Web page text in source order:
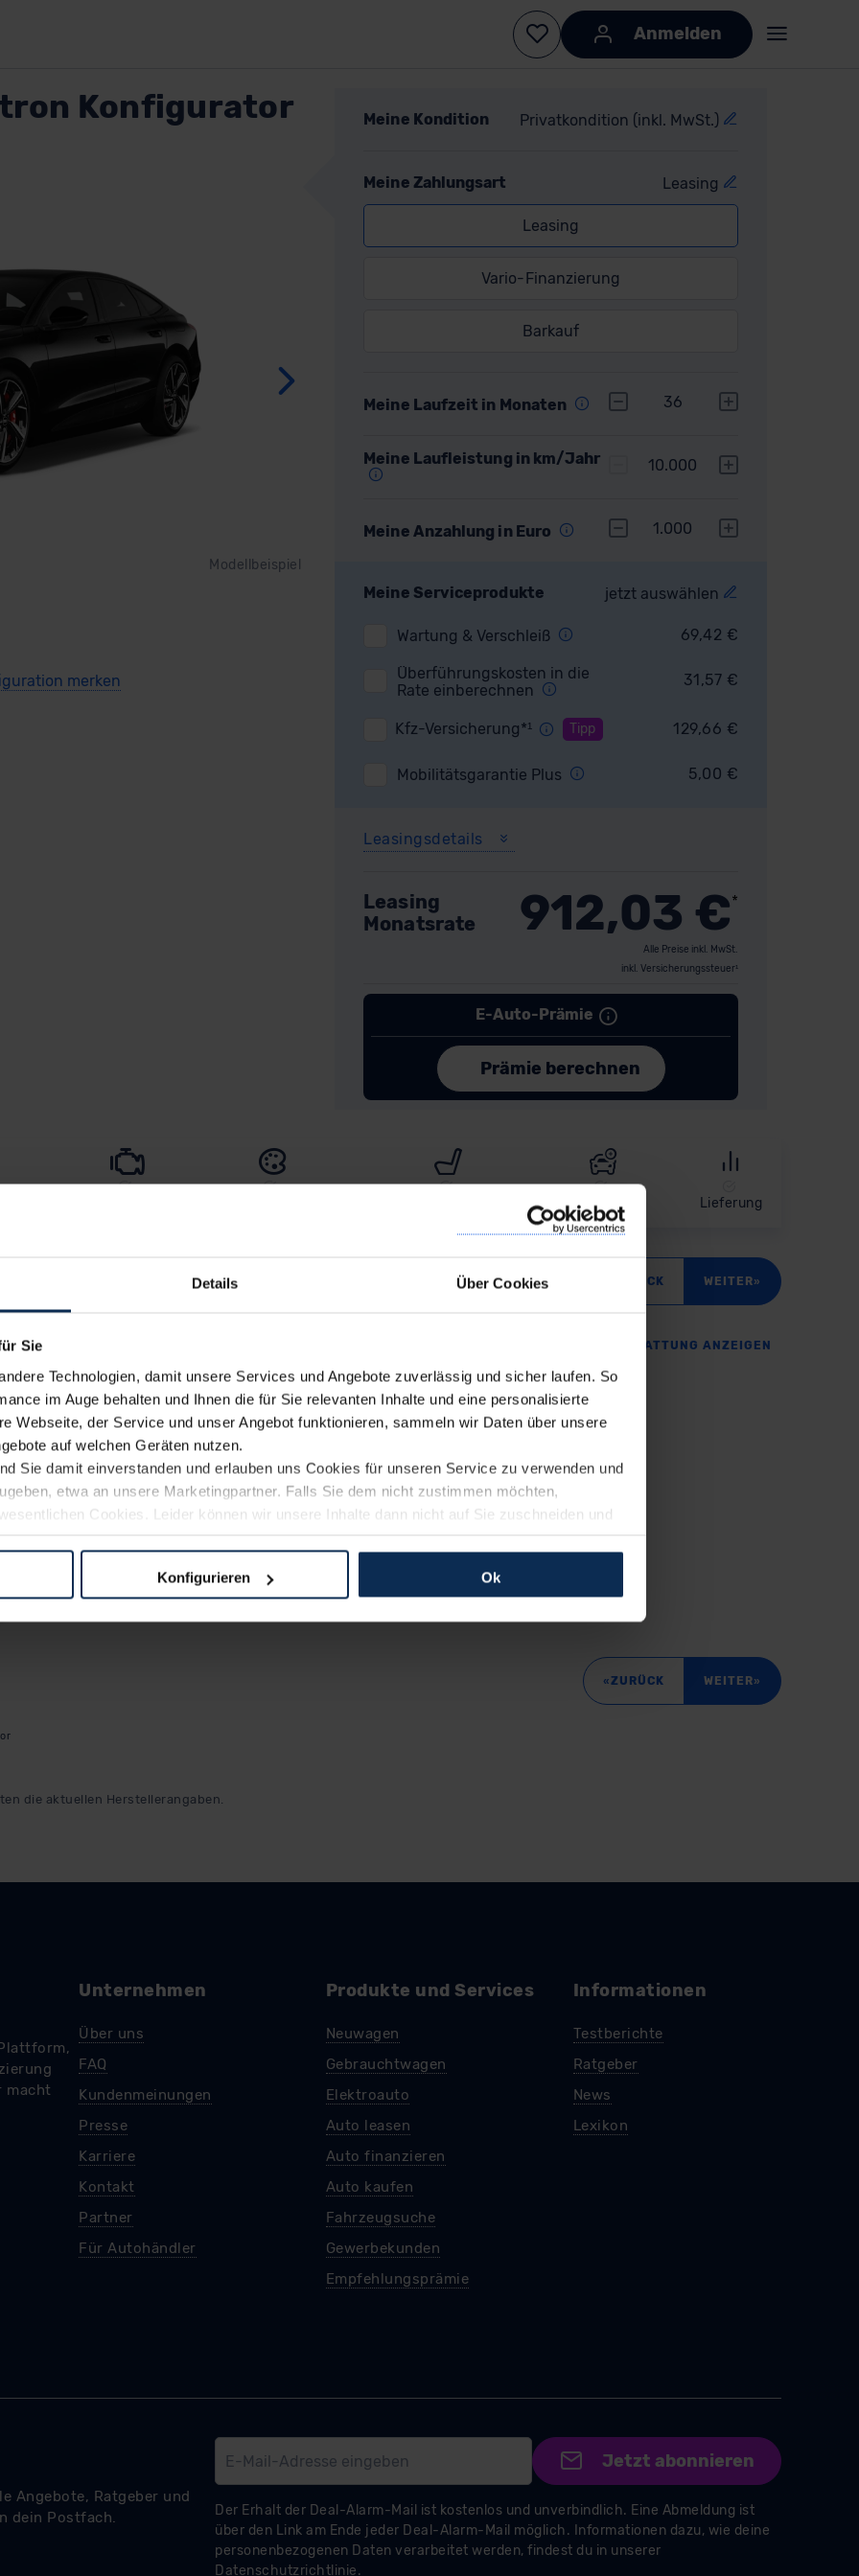
Details Über Cookies
Sie
Technologien, damit unsere Services und Angebote zuverlässig und sicher laufen. So
im Auge behalten und Ihnen die für Sie relevanten Inhalte und eine personalisierte
Webseite, der Service und unser Angebot funktionieren, sammeln wir Daten über unsere
auf welchen Geräten nutzen.
Sie damit einverstanden und erlauben uns Cookies für unseren Service zu verwenden und
etwa an unsere Marketingpartner. Falls Sie dem nicht zustimmen möchten,
Cookies. Leider können wir unsere Inhalte dann nicht auf Sie zuschneiden und
der EU-Kommission (Art. 45 Abs. 1 DSGVO), von Standarddatenschutzklauseln (Art. 46
Sie hierzu Ihre Einwilligung freiwillig erteilen. Nähere Informationen zu den bestehenden
Konfigurieren Ok
Konfigurator
Weiter
Modellbeispiel
Meine Kondition Privatkondition (inkl. MwSt.)
Meine Zahlungsart Leasing
Leasing
Vario-Finanzierung
Barkauf
Meine Laufzeit in Monaten 36
Meine Laufleistung in km/Jahr 10.000
Meine Anzahlung in Euro 1.000
Meine Serviceprodukte jetzt auswählen
Wartung & Verschleiß 69,42 €
Überführungskosten in die
Rate einberechnen
31,57 €
Kfz-Versicherung*¹ Tipp 129,66 €
Mobilitätsgarantie Plus 5,00 €
Leasingsdetails
Leasing
Monatsrate
912,03 €*
Alle Preise inkl. MwSt.
inkl. Versicherungssteuer¹
Extras Lieferung
In Ausstattungslinie suchen ZURÜCK WEITER»
SERIENAUSSTATTUNG ANZEIGEN
«ZURÜCK WEITER»
die aktuellen Herstellerangaben.